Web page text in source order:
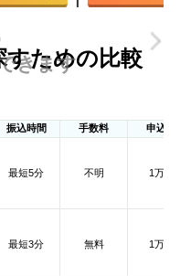
きます
すための比較
振込時間 手数料 申込額
最短5分 不明 1万～
最短3分 無料 1万～